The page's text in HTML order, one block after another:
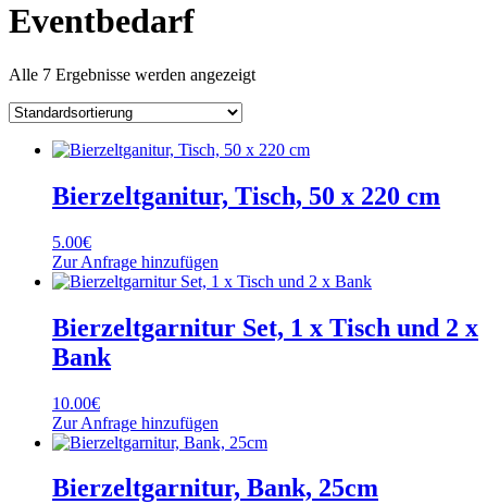
Eventbedarf
Alle 7 Ergebnisse werden angezeigt
Bierzeltganitur, Tisch, 50 x 220 cm
5.00€
Zur Anfrage hinzufügen
Bierzeltgarnitur Set, 1 x Tisch und 2 x
Bank
10.00€
Zur Anfrage hinzufügen
Bierzeltgarnitur, Bank, 25cm